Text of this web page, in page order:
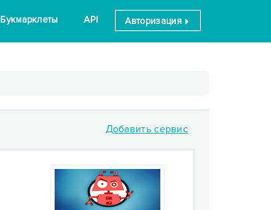
Букмарклеты API Авторизация
Добавить сервис